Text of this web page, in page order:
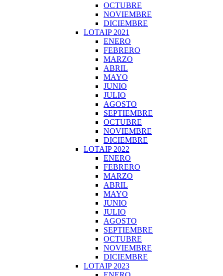
OCTUBRE
NOVIEMBRE
DICIEMBRE
LOTAIP 2021
ENERO
FEBRERO
MARZO
ABRIL
MAYO
JUNIO
JULIO
AGOSTO
SEPTIEMBRE
OCTUBRE
NOVIEMBRE
DICIEMBRE
LOTAIP 2022
ENERO
FEBRERO
MARZO
ABRIL
MAYO
JUNIO
JULIO
AGOSTO
SEPTIEMBRE
OCTUBRE
NOVIEMBRE
DICIEMBRE
LOTAIP 2023